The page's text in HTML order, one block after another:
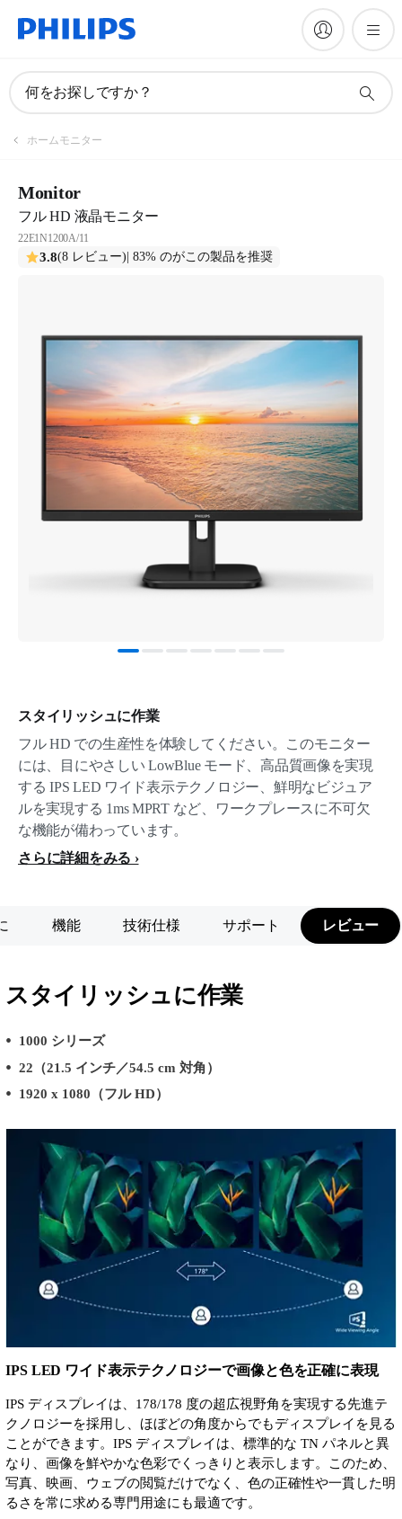
何をお探しですか？
ホームモニター
Monitor
フル HD 液晶モニター
22E1N1200A/11
3.8(8 レビュー) | 83% のがこの製品を推奨
スタイリッシュに作業
フル HD での生産性を体験してください。このモニター
には、目にやさしい LowBlue モード、高品質画像を実現
する IPS LED ワイド表示テクノロジー、鮮明なビジュア
ルを実現する 1ms MPRT など、ワークプレースに不可欠
な機能が備わっています。
さらに詳細をみる
機能 技術仕様 サポート レビュー
スタイリッシュに作業
1000 シリーズ
22（21.5 インチ／54.5 cm 対角）
1920 x 1080（フル HD）
IPS LED ワイド表示テクノロジーで画像と色を正確に表現
IPS ディスプレイは、178/178 度の超広視野角を実現する先進テ
クノロジーを採用し、ほぼどの角度からでもディスプレイを見る
ことができます。IPS ディスプレイは、標準的な TN パネルと異
なり、画像を鮮やかな色彩でくっきりと表示します。このため、
写真、映画、ウェブの閲覧だけでなく、色の正確性や一貫した明
るさを常に求める専門用途にも最適です。